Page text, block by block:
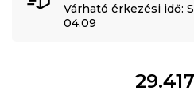
Várható érkezési idő:
04.09
29.417